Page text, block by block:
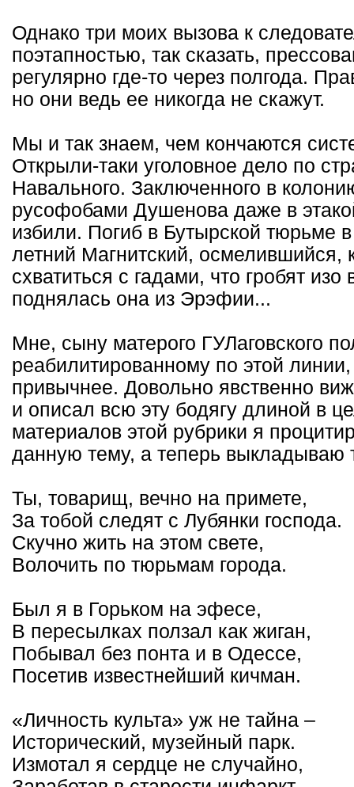
Однако три моих вызова к
поэтапностью, так сказать,
регулярно где-то через полгода.
но они ведь ее никогда не скажут.
Мы и так знаем, чем кончаются
Открыли-таки уголовное дело по
Навального. Заключенного в
русофобами Душенова даже в
избили. Погиб в Бутырской тюрьме
летний Магнитский,
схватиться с гадами, что гробят
поднялась она из Эрэфии...
Мне, сыну матерого ГУЛаговского
реабилитированному по этой
привычнее. Довольно явственно
и описал всю эту бодягу длиной в
материалов этой рубрики я
данную тему, а теперь выкладываю
Ты, товарищ, вечно на примете,
За тобой следят с Лубянки господа.
Скучно жить на этом свете,
Волочить по тюрьмам города.
Был я в Горьком на эфесе,
В пересылках ползал как жиган,
Побывал без понта и в Одессе,
Посетив известнейший кичман.
«Личность культа» уж не тайна –
Исторический, музейный парк.
Измотал я сердце не случайно,